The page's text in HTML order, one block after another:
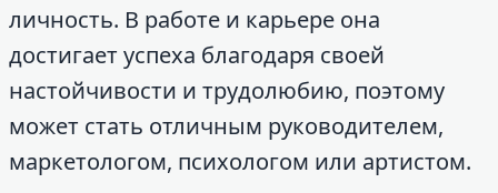
личность. В работе и карьере она
достигает успеха благодаря своей
настойчивости и трудолюбию, поэтому
может стать отличным руководителем,
маркетологом, психологом или артистом.